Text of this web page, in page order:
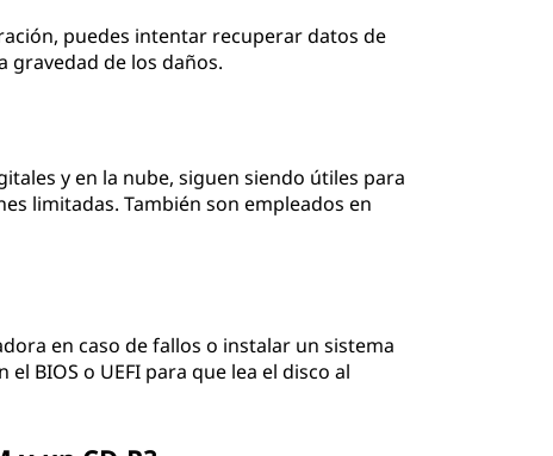
puedes intentar recuperar datos de
gravedad de los daños.
y en la nube, siguen siendo útiles para
limitadas. También son empleados en
en caso de fallos o instalar un sistema
BIOS o UEFI para que lea el disco al